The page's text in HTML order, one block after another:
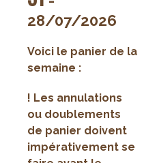
28/07/2026
Voici le panier de la
semaine :
! Les annulations
ou doublements
de panier doivent
impérativement se